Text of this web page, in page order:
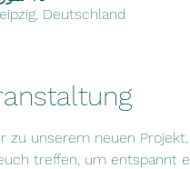
Deutschland
zu unserem neuen
treffen, um entspannt